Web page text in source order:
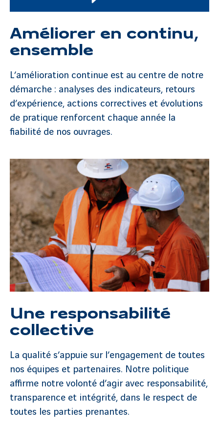
Améliorer en continu,
ensemble
L’amélioration continue est au centre de notre
démarche : analyses des indicateurs, retours
d’expérience, actions correctives et évolutions
de pratique renforcent chaque année la
fiabilité de nos ouvrages.
Une responsabilité
collective
La qualité s’appuie sur l’engagement de toutes
nos équipes et partenaires. Notre politique
affirme notre volonté d’agir avec responsabilité,
transparence et intégrité, dans le respect de
toutes les parties prenantes.